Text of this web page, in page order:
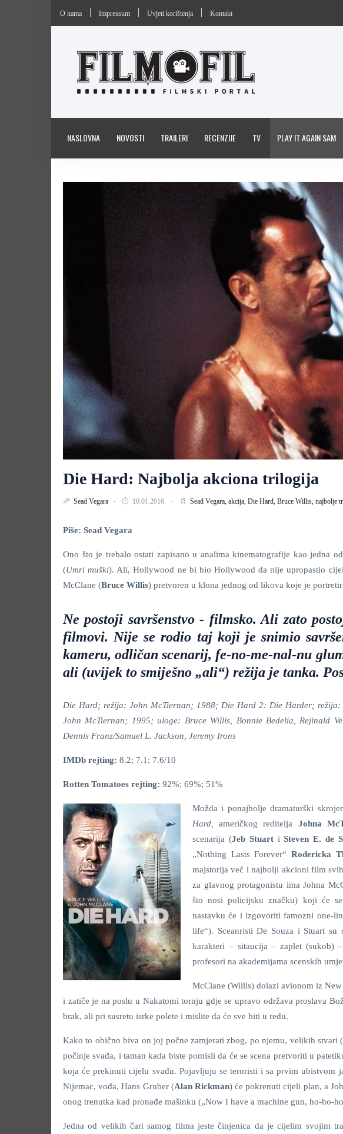
O nama Impressum Uvjeti korištenja Kontakt
NASLOVNA NOVOSTI TRAILERI RECENZIJE TV PLAY IT AGAIN SAM
Die Hard: Najbolja akciona trilogija
Sead Vegara 10.01.2016. Sead Vegara, akcija, Die Hard, Bruce Willis, najbolje
Piše: Sead Vegara
Ono što je trebalo ostati zapisano u analima kinematografije kao jedna
(Umri muški). Ali, Hollywood ne bi bio Hollywood da nije upropastio
McClane (Bruce Willis) pretvoren u klona jednog od likova koje je
Ne postoji savršenstvo - filmsko. Ali zato
filmovi. Nije se rodio taj koji je snimio
kameru, odličan scenarij, fe-no-me-nal-nu
ali (uvijek to smiješno „ali“) režija je tanka.
Die Hard; režija: John McTiernan; 1988; Die Hard 2: Die Harder;
John McTiernan; 1995; uloge: Bruce Willis, Bonnie Bedelia, Rejinald
Dennis Franz/Samuel L. Jackson, Jeremy Irons
IMDb rejting: 8.2; 7.1; 7.6/10
Rotten Tomatoes rejting: 92%; 69%; 51%
Možda i ponajbolje dramaturški
Hard, američkog reditelja Johna
scenarija (Jeb StuartiSteven E. de
„Nothing Lasts Forever“Rodericka
majstorija već i najbolji akcioni film
za glavnog protagonistu ima Johna
što nosi policijsku značku) koji će
nastavku će i izgovoriti famozni one-
life“). Sceanristi De Souza i Stuart su
karakteri – sitaucija – zaplet (sukob)
profesori na akademijama scenskih
McClane (Willis) dolazi avionom iz
i zatiče je na poslu u Nakatomi tornju gdje se upravo održava proslava
brak, ali pri susretu isrke polete i mislite da će sve biti u redu.
Kako to obično biva on joj počne zamjerati zbog, po njemu, velikih stvari
počinje svađa, i taman kada biste pomisli da će se scena pretvoriti u
koja će prekinuti cijelu svađu. Pojavljuju se teroristi i sa prvim ubistvom
Nijemac, vođa, Hans Gruber (Alan Rickman) će pokrenuti cijeli plan, a
onog trenutka kad pronađe mašinku („Now I have a machine gun, ho-ho-
Jedna od velikih čari samog filma jeste činjenica da je cijelim svojim